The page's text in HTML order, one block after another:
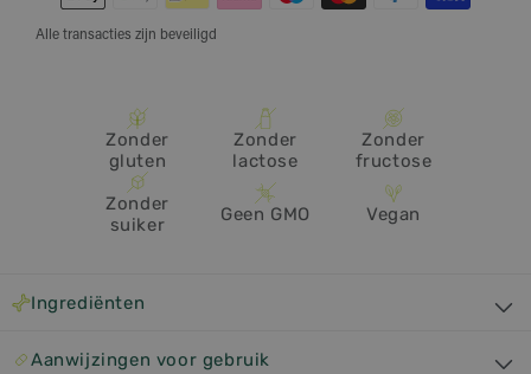
paiement
Alle transacties zijn beveiligd
Zonder
gluten
Zonder
lactose
Zonder
fructose
Zonder
suiker
Geen GMO Vegan
Ingrediënten
Aanwijzingen voor gebruik